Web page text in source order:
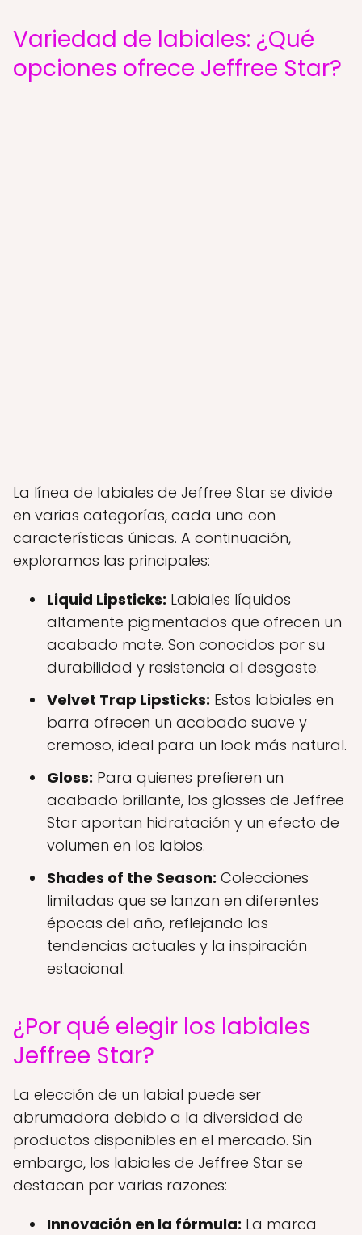
Variedad de labiales: ¿Qué
opciones ofrece Jeffree Star?
La línea de labiales de Jeffree Star se divide
en varias categorías, cada una con
características únicas. A continuación,
exploramos las principales:
Liquid Lipsticks: Labiales líquidos
altamente pigmentados que ofrecen un
acabado mate. Son conocidos por su
durabilidad y resistencia al desgaste.
Velvet Trap Lipsticks: Estos labiales en
barra ofrecen un acabado suave y
cremoso, ideal para un look más natural.
Gloss: Para quienes prefieren un
acabado brillante, los glosses de Jeffree
Star aportan hidratación y un efecto de
volumen en los labios.
Shades of the Season: Colecciones
limitadas que se lanzan en diferentes
épocas del año, reflejando las
tendencias actuales y la inspiración
estacional.
¿Por qué elegir los labiales
Jeffree Star?
La elección de un labial puede ser
abrumadora debido a la diversidad de
productos disponibles en el mercado. Sin
embargo, los labiales de Jeffree Star se
destacan por varias razones:
Innovación en la fórmula: La marca